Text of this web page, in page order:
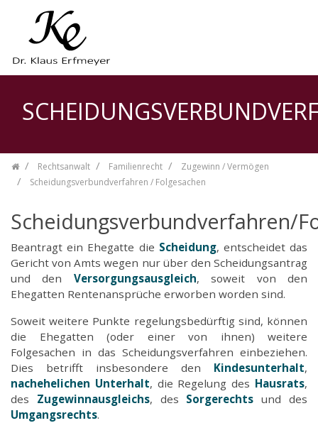
Rechtsanwalt Familienrecht
Zugewinn / Vermögen
Scheidungsverbundverfahren / Folgesachen
Scheidungsverbundverfahren/
Beantragt ein Ehegatte die Scheidung, entscheidet das
Gericht von Amts wegen nur über den Scheidungsantrag
und den Versorgungsausgleich, soweit von den
Ehegatten Rentenansprüche erworben worden sind.
Soweit weitere Punkte regelungsbedürftig sind, können
die Ehegatten (oder einer von ihnen) weitere
Folgesachen in das Scheidungsverfahren einbeziehen.
Dies betrifft insbesondere den Kindesunterhalt,
nachehelichen Unterhalt, die Regelung des Hausrats,
des Zugewinnausgleichs, des Sorgerechts und des
Umgangsrechts.